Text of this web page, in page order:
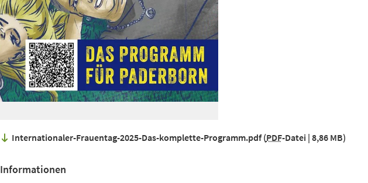
Internationaler-Frauentag-2025-Das-komplette-Programm.pdf PDF-Datei 8,86 MB
Informationen